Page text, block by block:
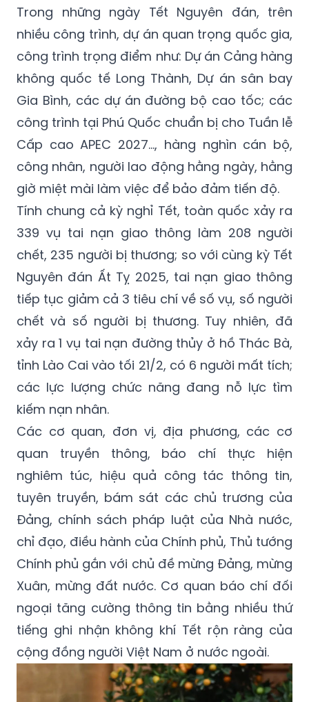
Trong những ngày Tết Nguyên đán, trên
nhiều công trình, dự án quan trọng quốc gia,
công trình trọng điểm như: Dự án Cảng hàng
không quốc tế Long Thành, Dự án sân bay
Gia Bình, các dự án đường bộ cao tốc; các
công trình tại Phú Quốc chuẩn bị cho Tuần lễ
Cấp cao APEC 2027..., hàng nghìn cán bộ,
công nhân, người lao động hằng ngày, hằng
giờ miệt mài làm việc để bảo đảm tiến độ.
Tính chung cả kỳ nghỉ Tết, toàn quốc xảy ra
339 vụ tai nạn giao thông làm 208 người
chết, 235 người bị thương; so với cùng kỳ Tết
Nguyên đán Ất Tỵ 2025, tai nạn giao thông
tiếp tục giảm cả 3 tiêu chí về số vụ, số người
chết và số người bị thương. Tuy nhiên, đã
xảy ra 1 vụ tai nạn đường thủy ở hồ Thác Bà,
tỉnh Lào Cai vào tối 21/2, có 6 người mất tích;
các lực lượng chức năng đang nỗ lực tìm
kiếm nạn nhân.
Các cơ quan, đơn vị, địa phương, các cơ
quan truyền thông, báo chí thực hiện
nghiêm túc, hiệu quả công tác thông tin,
tuyên truyền, bám sát các chủ trương của
Đảng, chính sách pháp luật của Nhà nước,
chỉ đạo, điều hành của Chính phủ, Thủ tướng
Chính phủ gắn với chủ đề mừng Đảng, mừng
Xuân, mừng đất nước. Cơ quan báo chí đối
ngoại tăng cường thông tin bằng nhiều thứ
tiếng ghi nhận không khí Tết rộn ràng của
cộng đồng người Việt Nam ở nước ngoài.